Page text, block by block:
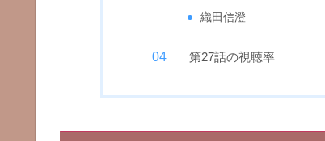
織田信澄
第27話の視聴率